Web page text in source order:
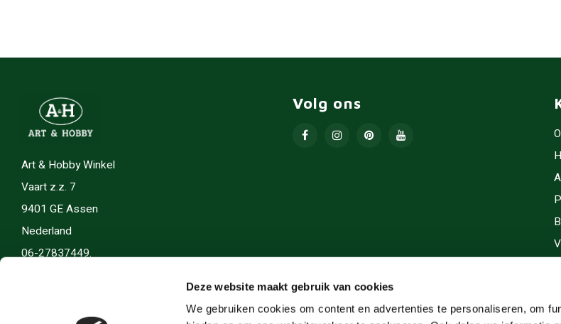
Deze website maakt gebruik van cookies
We gebruiken cookies om content en advertenties te personaliseren, om
Art & Hobby Winkel
Vaart z.z. 7
9401 GE Assen
Nederland
06-27837449.
Volg ons